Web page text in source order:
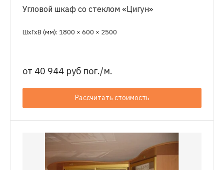
Угловой шкаф со стеклом «Цигун»
ШхГхВ (мм): 1800 × 600 × 2500
от 40 944 руб пог./м.
Рассчитать стоимость